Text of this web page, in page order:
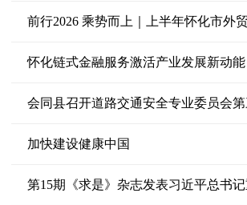
前行2026 乘势而上｜上半年怀化市外
怀化链式金融服务激活产业发展新动能
会同县召开道路交通安全专业委员会
加快建设健康中国
第15期《求是》杂志发表习近平总书